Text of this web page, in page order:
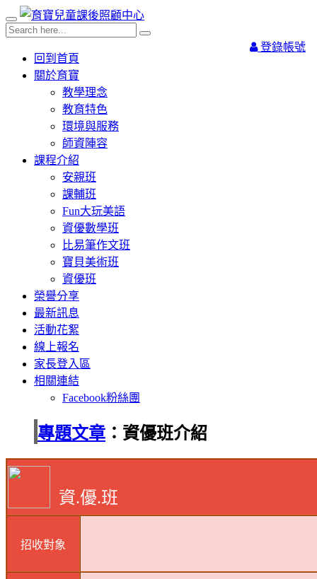
登錄帳號
回到首頁
關於育寶
教學理念
教育特色
環境與服務
師資陣容
課程介紹
安親班
課輔班
Fun大玩美語
資優數學班
比易筆作文班
寶貝美術班
資優班
榮譽分享
最新訊息
活動花絮
線上報名
家長登入區
相關連結
Facebook粉絲團
專題文章 ：資優班介紹
資.優.班
招收對象